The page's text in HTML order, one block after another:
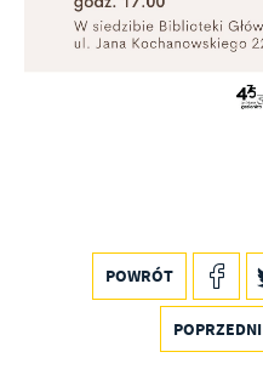
POWRÓT
POPRZEDNI